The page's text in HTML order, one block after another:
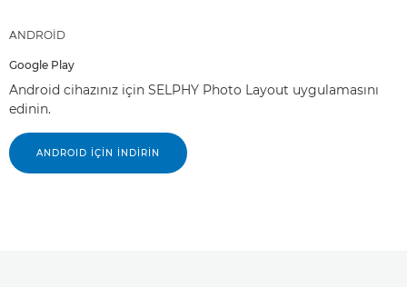
ANDROID
Google Play
Android cihazınız için SELPHY Photo Layout uygulamasını
edinin.
ANDROID İÇİN İNDİRİN